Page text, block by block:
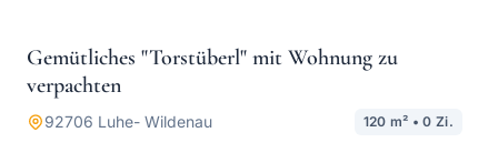
MIETE
Gemütliches "Torstüberl" mit Wohnung zu
verpachten
92706 Luhe- Wildenau 120 m² •0 Zi.